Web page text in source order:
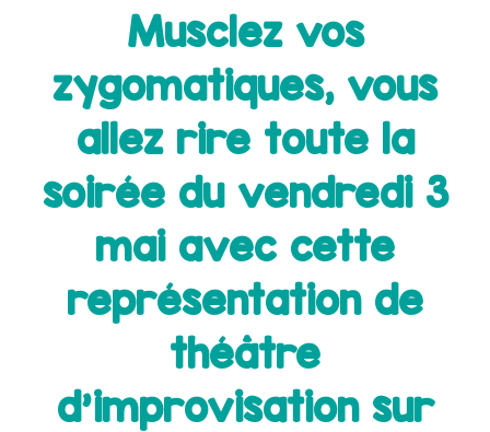
Musclez vos
zygomatiques, vous
allez rire toute la
soirée du vendredi 3
mai avec cette
représentation de
théâtre
d’improvisation sur